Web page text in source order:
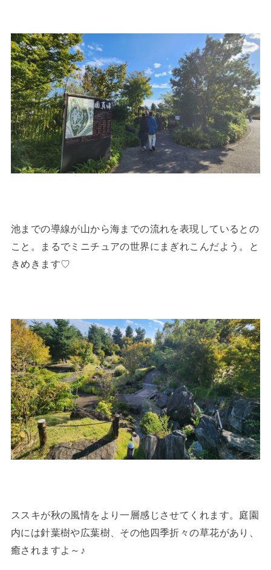
池までの導線が山から海までの流れを表現しているとの
こと。まるでミニチュアの世界にまぎれこんだよう。と
きめきます♡
ススキが秋の風情をより一層感じさせてくれます。庭園
内には針葉樹や広葉樹、その他四季折々の草花があり、
癒されますよ～♪